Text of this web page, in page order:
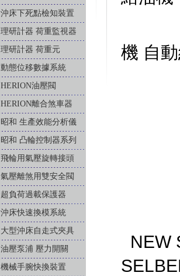
沖床下死點檢知裝置
理研計器 荷重監視器
理研計器 荷重元
動態位移數據系統
HERION油壓閥
HERION離合煞車器
昭和 生產效能分析儀
昭和 凸輪控制器系列
飛輪用氣壓旋轉接頭
氣壓離煞用雙安全閥
超負荷過載保護器
沖床快速換模系統
大型沖床自走式夾具
油壓泵浦 壓力開關
機械手腕快換裝置
機 自
NEW